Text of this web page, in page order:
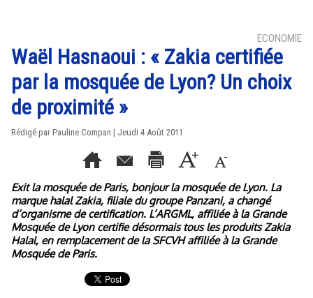
ECONOMIE
Waël Hasnaoui : « Zakia certifiée
par la mosquée de Lyon? Un choix
de proximité »
Rédigé par Pauline Compan | Jeudi 4 Août 2011
Exit la mosquée de Paris, bonjour la mosquée de Lyon. La
marque halal Zakia, filiale du groupe Panzani, a changé
d’organisme de certification. L’ARGML, affiliée à la Grande
Mosquée de Lyon certifie désormais tous les produits Zakia
Halal, en remplacement de la SFCVH affiliée à la Grande
Mosquée de Paris.